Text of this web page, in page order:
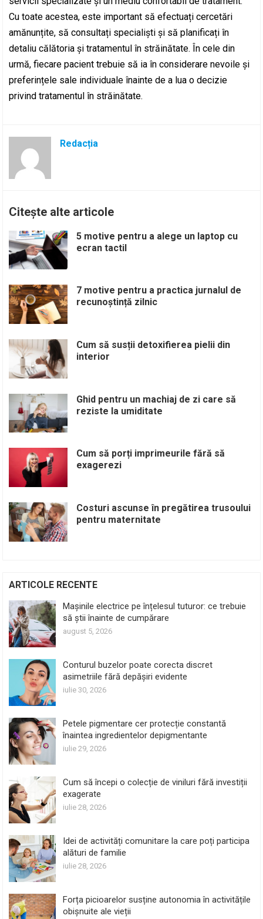
Cu toate acestea, este important să efectuați cercetări
amănunțite, să consultați specialiști și să planificați în
detaliu călătoria și tratamentul în străinătate. În cele din
urmă, fiecare pacient trebuie să ia în considerare nevoile și
preferințele sale individuale înainte de a lua o decizie
privind tratamentul în străinătate.
Redacția
Citește alte articole
5 motive pentru a alege un laptop cu
ecran tactil
7 motive pentru a practica jurnalul de
recunoștință zilnic
Cum să susții detoxifierea pielii din
interior
Ghid pentru un machiaj de zi care să
reziste la umiditate
Cum să porți imprimeurile fără să
exagerezi
Costuri ascunse în pregătirea trusoului
pentru maternitate
ARTICOLE RECENTE
Mașinile electrice pe înțelesul tuturor: ce trebuie
să știi înainte de cumpărare
august 5, 2026
Conturul buzelor poate corecta discret
asimetriile fără depășiri evidente
iulie 30, 2026
Petele pigmentare cer protecție constantă
înaintea ingredientelor depigmentante
iulie 29, 2026
Cum să începi o colecție de viniluri fără investiții
exagerate
iulie 28, 2026
Idei de activități comunitare la care poți participa
alături de familie
iulie 28, 2026
Forța picioarelor susține autonomia în activitățile
obișnuite ale vieții